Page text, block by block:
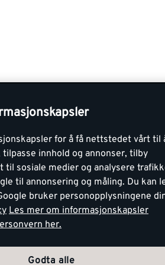
for å få nettstedet vårt til
innhold og annonser, tilby
sosiale medier og analysere
til annonsering og måling. Du kan
bruker personopplysningene
Les mer om informasjonskapsler
her.
Godta alle